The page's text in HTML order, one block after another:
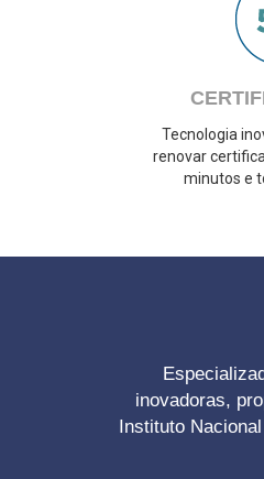
Tecnologia
renovar
minutos e
inovadoras,
Instituto